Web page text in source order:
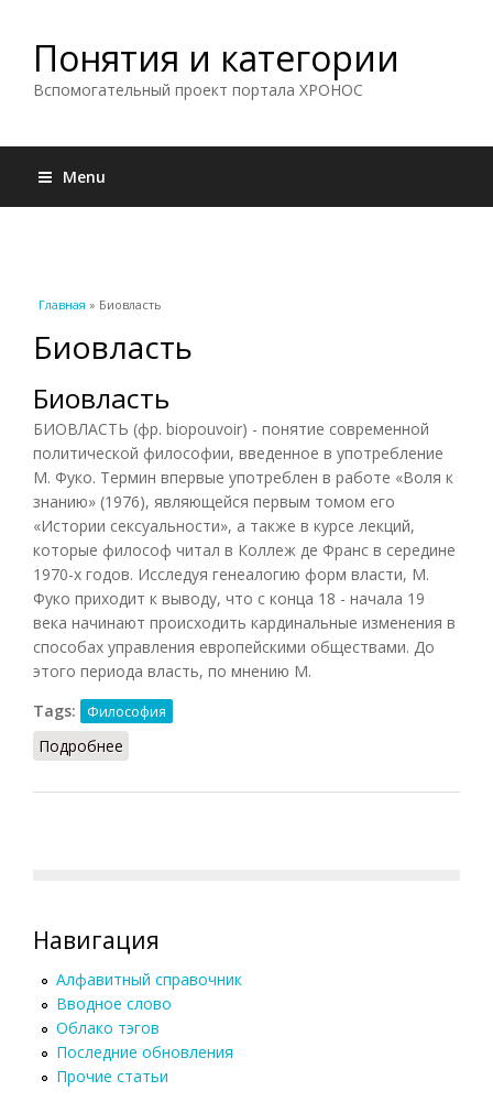
Понятия и категории
Вспомогательный проект портала ХРОНОС
Menu
Вы здесь
Главная » Биовласть
Биовласть
Биовласть
БИОВЛАСТЬ (фр. biopouvoir) - понятие современной
политической философии, введенное в употребление
М. Фуко. Термин впервые употреблен в работе «Воля к
знанию» (1976), являющейся первым томом его
«Истории сексуальности», а также в курсе лекций,
которые философ читал в Коллеж де Франс в середине
1970-х годов. Исследуя генеалогию форм власти, М.
Фуко приходит к выводу, что с конца 18 - начала 19
века начинают происходить кардинальные изменения в
способах управления европейскими обществами. До
этого периода власть, по мнению М.
Tags:
Философия
Подробнее
Навигация
Алфавитный справочник
Вводное слово
Облако тэгов
Последние обновления
Прочие статьи